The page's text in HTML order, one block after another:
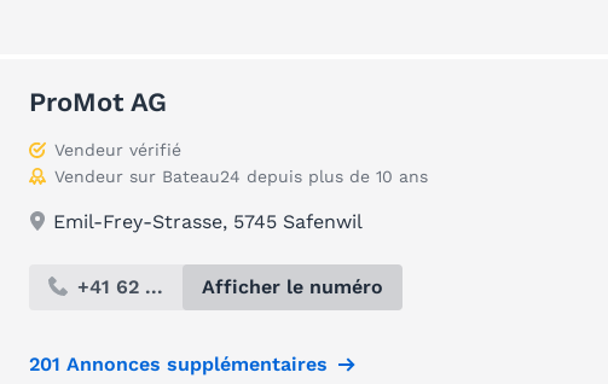
ProMot AG
Vendeur vérifié
Vendeur sur Bateau24 depuis plus de 10 ans
Emil-Frey-Strasse, 5745 Safenwil
+41 62 ... Afficher le numéro
201 Annonces supplémentaires